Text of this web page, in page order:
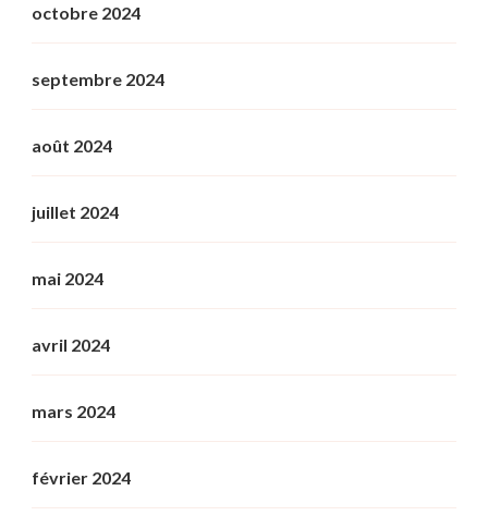
octobre 2024
septembre 2024
août 2024
juillet 2024
mai 2024
avril 2024
mars 2024
février 2024